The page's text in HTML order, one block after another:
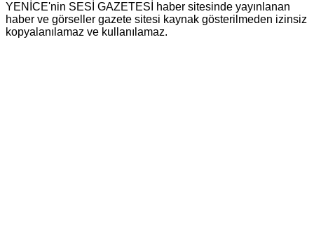
YENİCE'nin SESİ GAZETESİ haber sitesinde yayınlanan
haber ve görseller gazete sitesi kaynak gösterilmeden izinsiz
kopyalanılamaz ve kullanılamaz.